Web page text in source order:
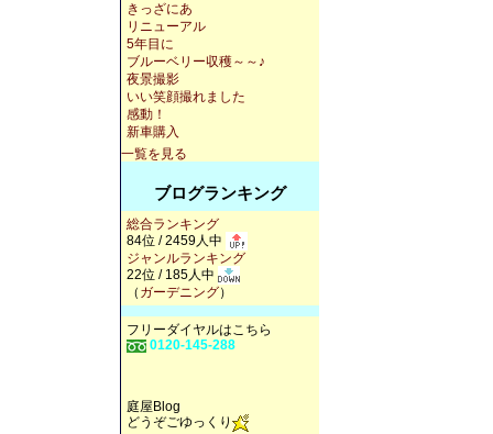
きっざにあ
リニューアル
5年目に
ブルーベリー収穫～～♪
夜景撮影
いい笑顔撮れました
感動！
新車購入
一覧を見る
ブログランキング
総合ランキング
84位 / 2459人中
ジャンルランキング
22位 / 185人中
（ ガーデニング）
フリーダイヤルはこちら
0120-145-288
庭屋Blog
どうぞごゆっくり